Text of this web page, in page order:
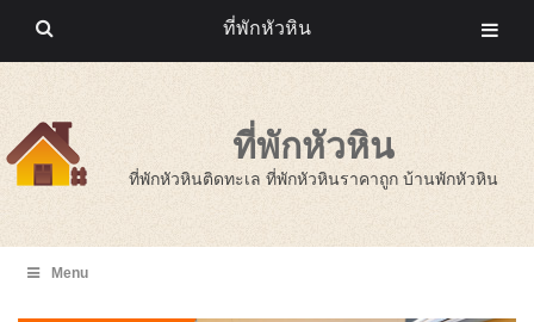
ที่พักหัวหิน
ที่พักหัวหินติดทะเล ที่พักหัวหินราคาถูก บ้านพักหัวหิน
Menu
ที่พักหัวหิน